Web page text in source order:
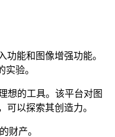
能和图像增强功能。
验。
想的工具。该平台对图
以探索其创造力。
财产。